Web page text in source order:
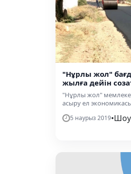
"Нұрлы жол"
жылға дейін
"Нұрлы жол"
асыру ел
5 наурыз 2019•